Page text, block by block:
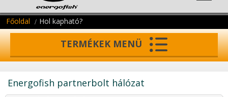
Főoldal Hol kapható?
TERMÉKEK MENÜ
Energofish partnerbolt hálózat